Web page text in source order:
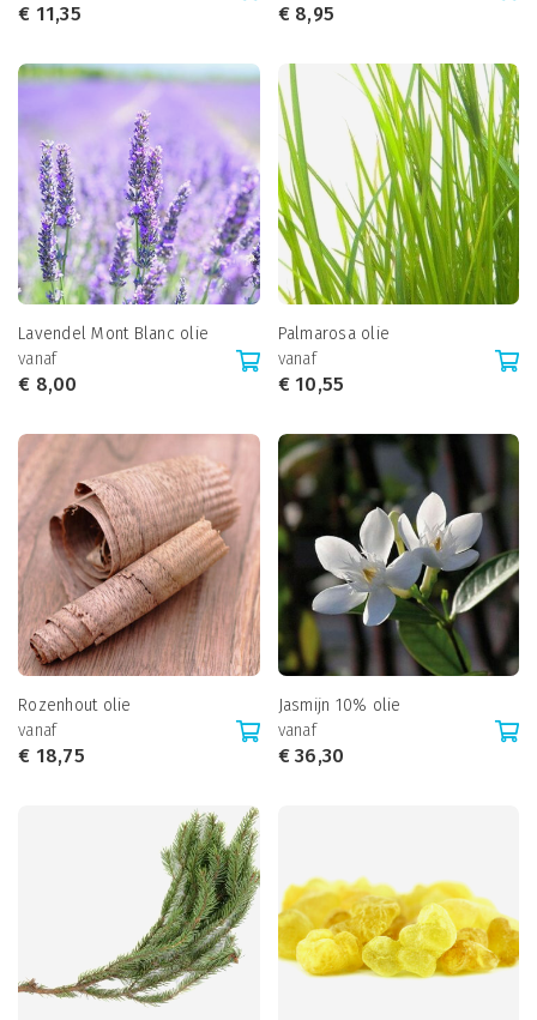
€ 11,35 €8,95
Lavendel Mont Blanc olie
vanaf
€ 8,00
Palmarosa olie
vanaf
€10,55
Rozenhout olie
vanaf
€ 18,75
Jasmijn 10% olie
vanaf
€36,30